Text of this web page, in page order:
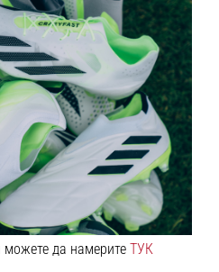
можете да намерите ТУК